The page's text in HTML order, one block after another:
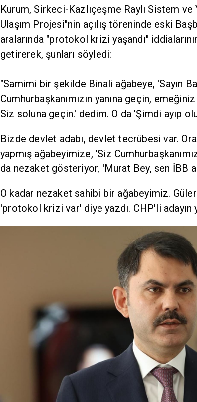
Kurum, Sirkeci-Kazlıçeşme Raylı Sistem ve
Ulaşım Projesi"nin açılış töreninde eski
aralarında "protokol krizi yaşandı"
getirerek, şunları söyledi:
"Samimi bir şekilde Binali ağabeye, 'Sayın
Cumhurbaşkanımızın yanına geçin,
Siz soluna geçin.' dedim. O da 'Şimdi ayıp
Bizde devlet adabı, devlet tecrübesi var.
yapmış ağabeyimize, 'Siz
da nezaket gösteriyor, 'Murat Bey, sen İBB
O kadar nezaket sahibi bir ağabeyimiz.
'protokol krizi var' diye yazdı. CHP'li adayın